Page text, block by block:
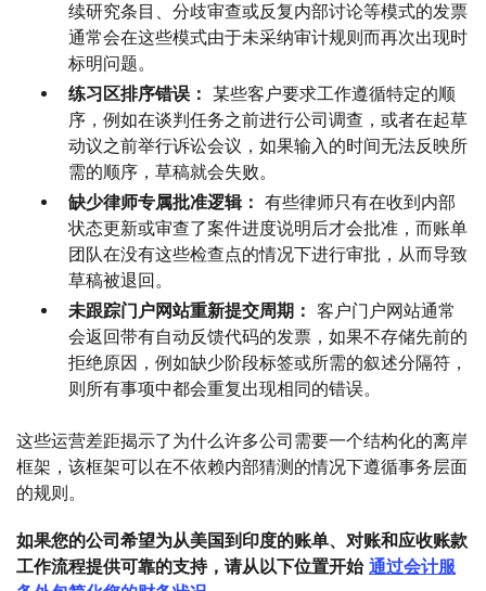
续研究条目、分歧审查或反复内部讨论等模式的发票
通常会在这些模式由于未采纳审计规则而再次出现时
标明问题。
练习区排序错误： 某些客户要求工作遵循特定的顺
序，例如在谈判任务之前进行公司调查，或者在起草
动议之前举行诉讼会议，如果输入的时间无法反映所
需的顺序，草稿就会失败。
缺少律师专属批准逻辑： 有些律师只有在收到内部
状态更新或审查了案件进度说明后才会批准，而账单
团队在没有这些检查点的情况下进行审批，从而导致
草稿被退回。
未跟踪门户网站重新提交周期： 客户门户网站通常
会返回带有自动反馈代码的发票，如果不存储先前的
拒绝原因，例如缺少阶段标签或所需的叙述分隔符，
则所有事项中都会重复出现相同的错误。
这些运营差距揭示了为什么许多公司需要一个结构化的离岸
框架，该框架可以在不依赖内部猜测的情况下遵循事务层面
的规则。
如果您的公司希望为从美国到印度的账单、对账和应收账款
工作流程提供可靠的支持，请从以下位置开始 通过会计服